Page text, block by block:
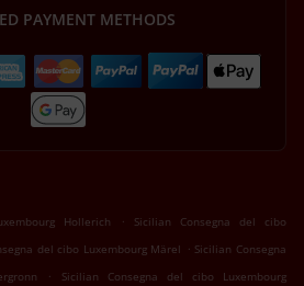
PAYMENT METHODS
Hollerich .
Sicilian Consegna del cibo
del cibo Luxembourg Märel . Sicilian Consegna
.
Sicilian Consegna del cibo Luxembourg